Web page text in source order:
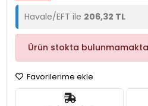
Havale/EFT ile 206,32 TL
Ürün stokta
Favorilerime ekle